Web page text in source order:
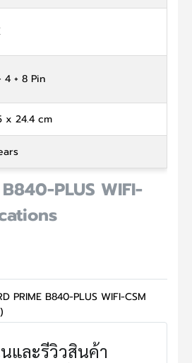
PLUS WIFI-
4 + 8 Pin
x 24.4 cm
PRIME B840-PLUS WIFI-CSM
และรีวิวสินค้า